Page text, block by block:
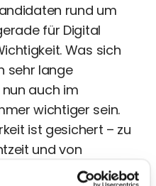
rund um
für Digital
Was sich
sehr lange
auch im
wichtiger sein.
ist gesichert – zu
und von
Mit dem Zugriff